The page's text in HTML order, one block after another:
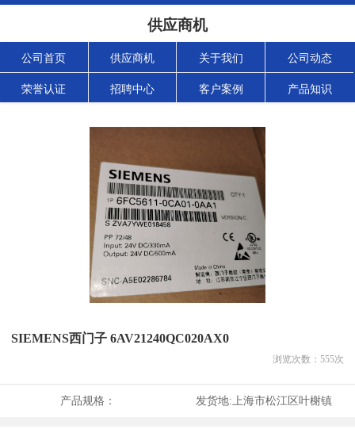
供应商机
公司首页 供应商机 关于我们 公司动态
荣誉认证 招聘中心 客户案例 产品知识
SIEMENS西门子 6AV21240QC020AX0
浏览次数： 555次
产品规格： 发货地: 上海市松江区叶榭镇